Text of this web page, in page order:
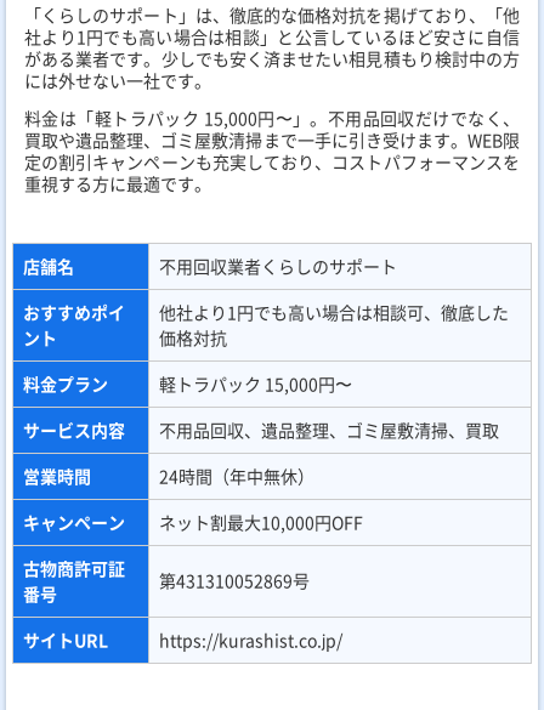
「くらしのサポート」は、徹底的な価格対抗を掲げており、「他
社より1円でも高い場合は相談」と公言しているほど安さに自信
がある業者です。少しでも安く済ませたい相見積もり検討中の方
には外せない一社です。
料金は「軽トラパック 15,000円〜」。不用品回収だけでなく、
買取や遺品整理、ゴミ屋敷清掃まで一手に引き受けます。WEB限
定の割引キャンペーンも充実しており、コストパフォーマンスを
重視する方に最適です。
店舗名
不用回収業者くらしのサポート
おすすめポイ
ント
他社より1円でも高い場合は相談可、徹底した
価格対抗
料金プラン
軽トラパック 15,000円〜
サービス内容
不用品回収、遺品整理、ゴミ屋敷清掃、買取
営業時間
24時間（年中無休）
キャンペーン
ネット割最大10,000円OFF
古物商許可証
番号
第431310052869号
サイトURL https://kurashist.co.jp/